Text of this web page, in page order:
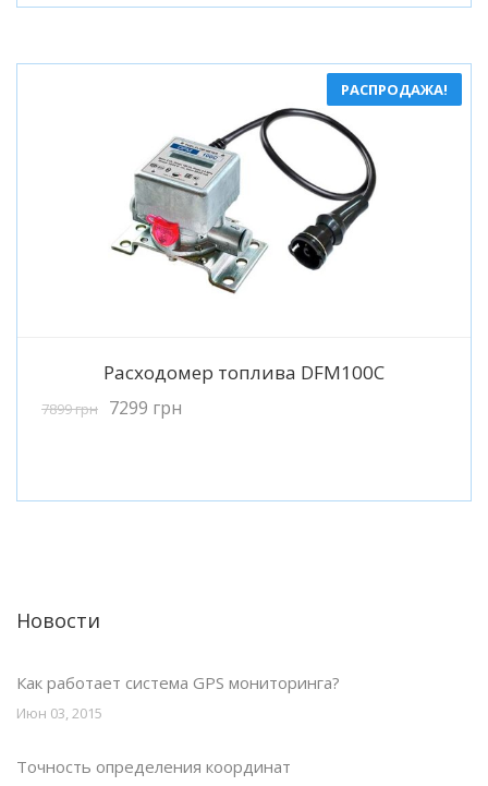
РАСПРОДАЖА!
Подробнее
Расходомер топлива DFM100C
7899грн 7299 грн
Новости
Как работает система GPS мониторинга?
Июн 03, 2015
Точность определения координат